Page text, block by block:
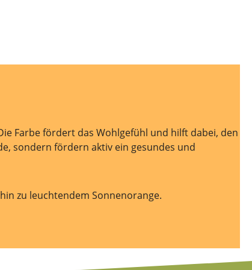
Farbe fördert das Wohlgefühl und hilft dabei, den
sondern fördern aktiv ein gesundes und
zu leuchtendem Sonnenorange.